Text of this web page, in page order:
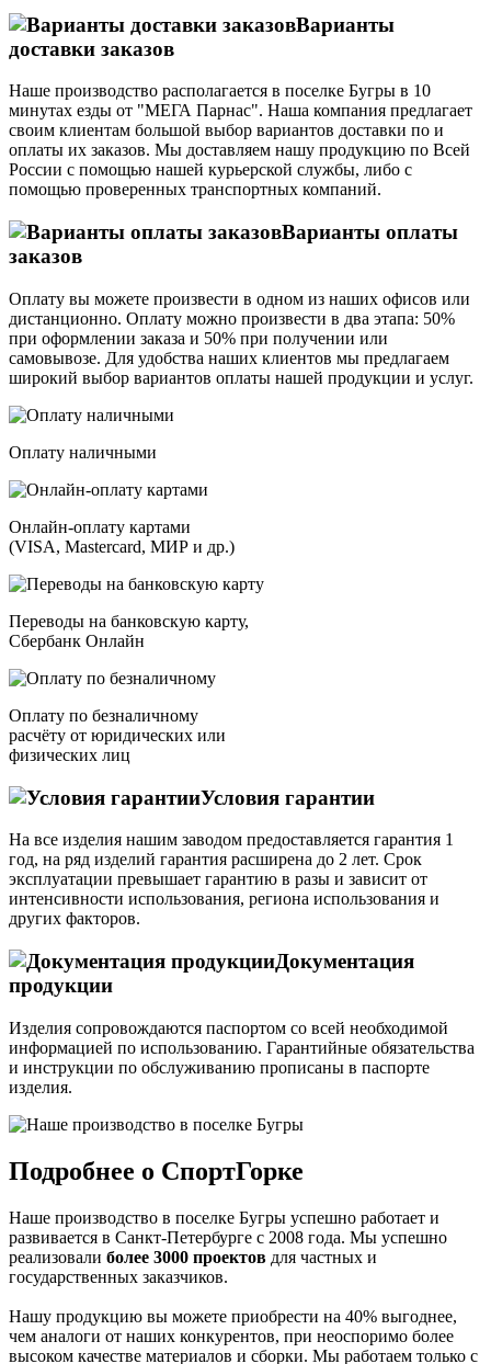
Варианты
доставки заказов
Наше производство располагается в поселке Бугры в 10
минутах езды от "МЕГА Парнас". Наша компания предлагает
своим клиентам большой выбор вариантов доставки по и
оплаты их заказов. Мы доставляем нашу продукцию по Всей
России с помощью нашей курьерской службы, либо с
помощью проверенных транспортных компаний.
Варианты оплаты
заказов
Оплату вы можете произвести в одном из наших офисов или
дистанционно. Оплату можно произвести в два этапа: 50%
при оформлении заказа и 50% при получении или
самовывозе. Для удобства наших клиентов мы предлагаем
широкий выбор вариантов оплаты нашей продукции и услуг.
Оплату наличными
Онлайн-оплату картами
(VISA, Mastercard, МИР и др.)
Переводы на банковскую карту,
Сбербанк Онлайн
Оплату по безналичному
расчёту от юридических или
физических лиц
Условия гарантии
На все изделия нашим заводом предоставляется гарантия 1
год, на ряд изделий гарантия расширена до 2 лет. Срок
эксплуатации превышает гарантию в разы и зависит от
интенсивности использования, региона использования и
других факторов.
Документация
продукции
Изделия сопровождаются паспортом со всей необходимой
информацией по использованию. Гарантийные обязательства
и инструкции по обслуживанию прописаны в паспорте
изделия.
Подробнее о СпортГорке
Наше производство в поселке Бугры успешно работает и
развивается в Санкт-Петербурге с 2008 года. Мы успешно
реализовали более 3000 проектов для частных и
государственных заказчиков.
Нашу продукцию вы можете приобрести на 40% выгоднее,
чем аналоги от наших конкурентов, при неоспоримо более
высоком качестве материалов и сборки. Мы работаем только с